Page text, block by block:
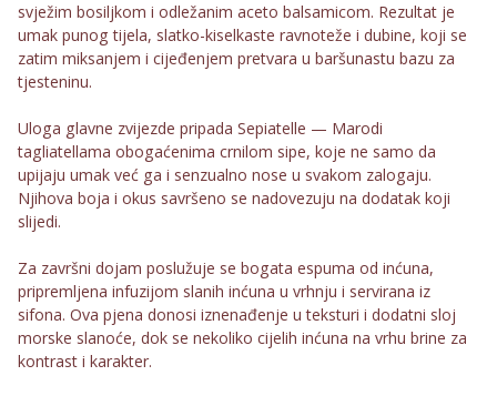
svježim bosiljkom i odležanim aceto balsamicom. Rezultat je
umak punog tijela, slatko-kiselkaste ravnoteže i dubine, koji se
zatim miksanjem i cijeđenjem pretvara u baršunastu bazu za
tjesteninu.
Uloga glavne zvijezde pripada Sepiatelle — Marodi
tagliatellama obogaćenima crnilom sipe, koje ne samo da
upijaju umak već ga i senzualno nose u svakom zalogaju.
Njihova boja i okus savršeno se nadovezuju na dodatak koji
slijedi.
Za završni dojam poslužuje se bogata espuma od inćuna,
pripremljena infuzijom slanih inćuna u vrhnju i servirana iz
sifona. Ova pjena donosi iznenađenje u teksturi i dodatni sloj
morske slanoće, dok se nekoliko cijelih inćuna na vrhu brine za
kontrast i karakter.